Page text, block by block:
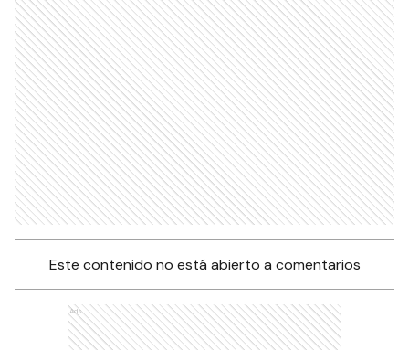
Este contenido no está abierto a comentarios
Ads